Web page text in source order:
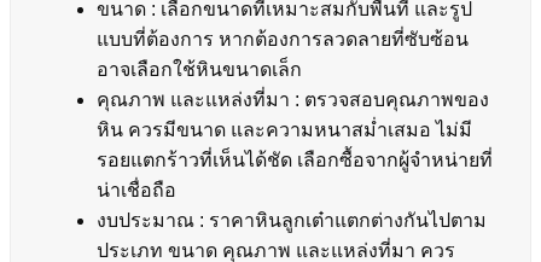
ขนาด : เลือกขนาดที่เหมาะสมกับพื้นที่ และรูป
แบบที่ต้องการ หากต้องการลวดลายที่ซับซ้อน
อาจเลือกใช้หินขนาดเล็ก
คุณภาพ และแหล่งที่มา : ตรวจสอบคุณภาพของ
หิน ควรมีขนาด และความหนาสม่ำเสมอ ไม่มี
รอยแตกร้าวที่เห็นได้ชัด เลือกซื้อจากผู้จำหน่ายที่
น่าเชื่อถือ
งบประมาณ : ราคาหินลูกเต๋าแตกต่างกันไปตาม
ประเภท ขนาด คุณภาพ และแหล่งที่มา ควร